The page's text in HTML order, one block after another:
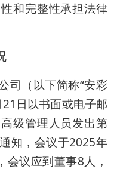
和完整性承担法律
司（以下简称“安彩
日以书面或电子邮
级管理人员发出第
知，会议于2025年
会议应到董事8人，